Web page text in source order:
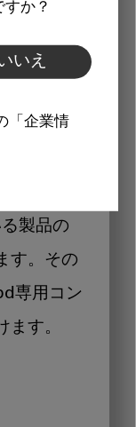
か？
いえ
「企業情
製品の
す。その
専用コン
ます。